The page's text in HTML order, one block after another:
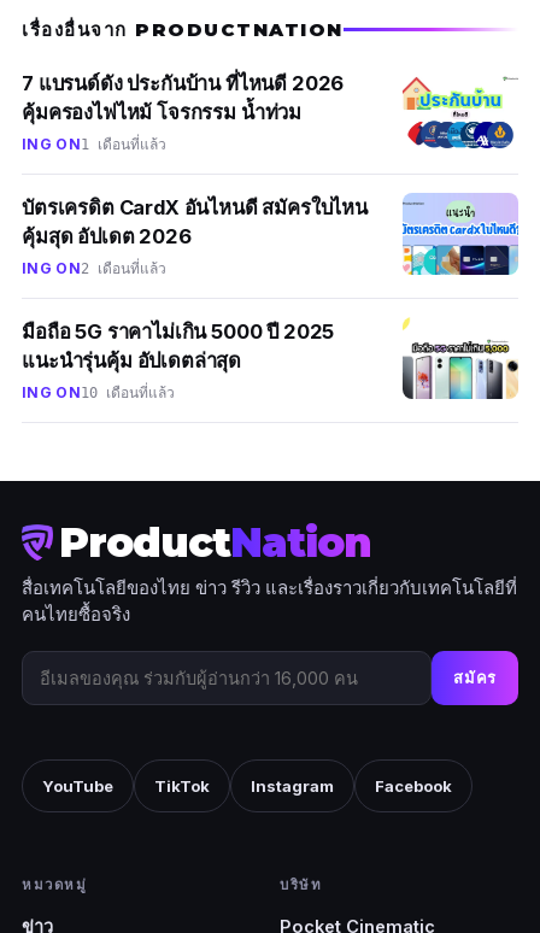
เรื่องอื่นจาก PRODUCTNATION
7 แบรนด์ดัง ประกันบ้าน ที่ไหนดี 2026
คุ้มครองไฟไหม้ โจรกรรม น้ำท่วม
ING ON1 เดือนที่แล้ว
บัตรเครดิต CardX อันไหนดี สมัครใบไหน
คุ้มสุด อัปเดต 2026
ING ON2 เดือนที่แล้ว
มือถือ 5G ราคาไม่เกิน 5000 ปี 2025
แนะนำรุ่นคุ้ม อัปเดตล่าสุด
ING ON10 เดือนที่แล้ว
ProductNation
สื่อเทคโนโลยีของไทย ข่าว รีวิว และเรื่องราวเกี่ยวกับเทคโนโลยีที่
คนไทยซื้อจริง
สมัคร
YouTube TikTok Instagram Facebook
หมวดหมู่
ข่าว
บริษัท
Pocket Cinematic